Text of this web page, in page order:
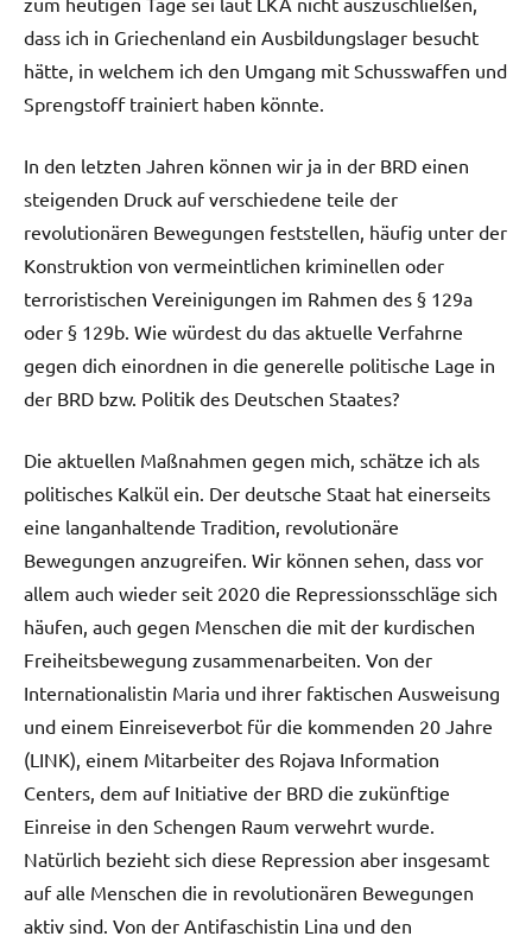
dass ich in Griechenland ein Ausbildungslager besucht
hätte, in welchem ich den Umgang mit Schusswaffen und
Sprengstoff trainiert haben könnte.
In den letzten Jahren können wir ja in der BRD einen
steigenden Druck auf verschiedene teile der
revolutionären Bewegungen feststellen, häufig unter der
Konstruktion von vermeintlichen kriminellen oder
terroristischen Vereinigungen im Rahmen des § 129a
oder § 129b. Wie würdest du das aktuelle Verfahrne
gegen dich einordnen in die generelle politische Lage in
der BRD bzw. Politik des Deutschen Staates?
Die aktuellen Maßnahmen gegen mich, schätze ich als
politisches Kalkül ein. Der deutsche Staat hat einerseits
eine langanhaltende Tradition, revolutionäre
Bewegungen anzugreifen. Wir können sehen, dass vor
allem auch wieder seit 2020 die Repressionsschläge sich
häufen, auch gegen Menschen die mit der kurdischen
Freiheitsbewegung zusammenarbeiten. Von der
Internationalistin Maria und ihrer faktischen Ausweisung
und einem Einreiseverbot für die kommenden 20 Jahre
(LINK), einem Mitarbeiter des Rojava Information
Centers, dem auf Initiative der BRD die zukünftige
Einreise in den Schengen Raum verwehrt wurde.
Natürlich bezieht sich diese Repression aber insgesamt
auf alle Menschen die in revolutionären Bewegungen
aktiv sind. Von der Antifaschistin Lina und den